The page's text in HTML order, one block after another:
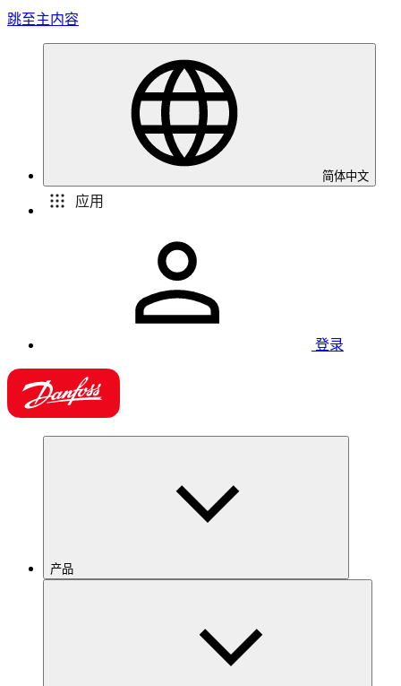
跳至主内容
简体中文
应用
登录
产品